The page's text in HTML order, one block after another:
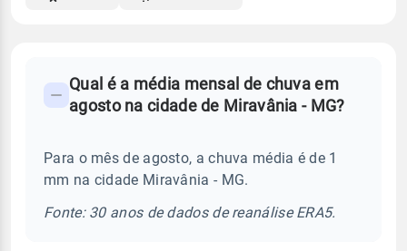
Perguntas
sobre
chuva
Qual é a média mensal de chuva em
agosto na cidade de Miravânia - MG?
Para o mês de agosto, a chuva média é de 1
mm na cidade Miravânia - MG.
Fonte: 30 anos de dados de reanálise ERA5.